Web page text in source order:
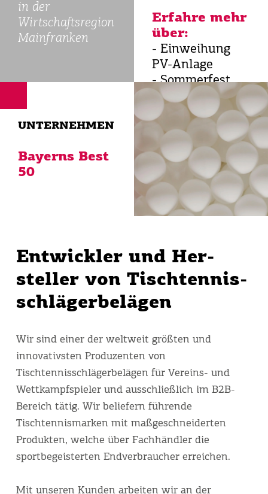
in der
Wirtschaftsregion
Mainfranken
Erfahre mehr
über:
- Einweihung
PV-Anlage
- Sommerfest
mit
Familiennachmittag
- 5.450 Bäume
Unterfranken
- Veranstaltung:
Mythen rund
Wärmepumpen
UNTER­NEHMEN
Bayerns Best
50
Ent­wickler und Her­
steller von Tisch­tennis­
schläger­belägen
Wir sind einer der weltweit größten und
innovativsten Produzenten von
Tischtennisschlägerbelägen für Vereins- und
Wettkampfspieler und ausschließlich im B2B-
Bereich tätig. Wir beliefern führende
Tischtennismarken mit maßgeschneiderten
Produkten, welche über Fachhändler die
sportbegeisterten Endverbraucher erreichen.
Mit unseren Kunden arbeiten wir an der